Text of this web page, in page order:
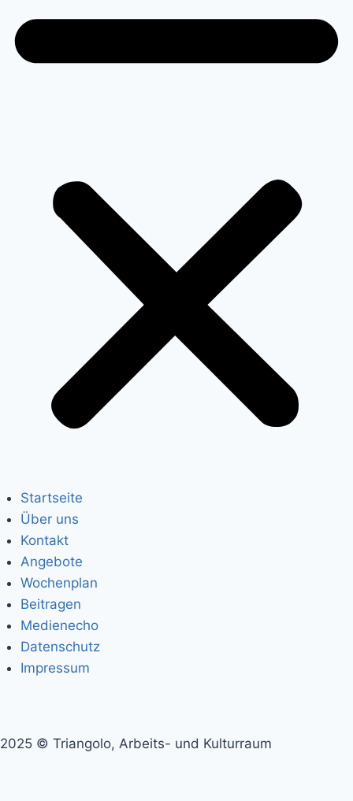
Startseite
Über uns
Kontakt
Angebote
Wochenplan
Beitragen
Medienecho
Datenschutz
Impressum
2025 © Triangolo, Arbeits- und Kulturraum